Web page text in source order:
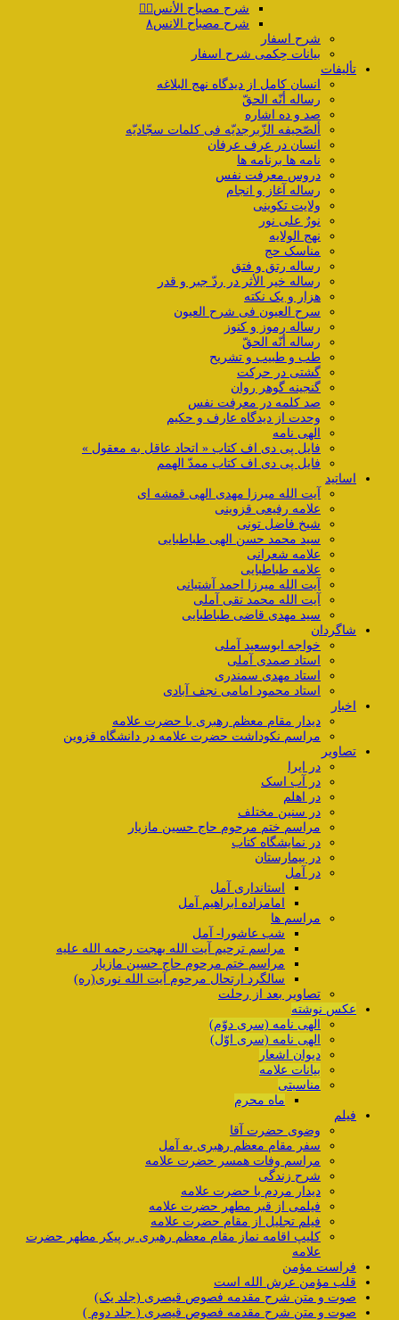
شرح مصباح الأنس۷️⃣
شرح مصباح الانس۸
شرح اسفار
بیانات حِکمی شرح اسفار
تألیفات
انسان کامل از دیدگاه نهج البلاغه
رساله أنّه الحقّ
صد و ده اشاره
ألصّحیفه الزّبرجدیّه فی کلمات سجّادیّه
انسان در عرف عرفان
نامه ها برنامه ها
دروس معرفت نفس
رساله آغاز و انجام
ولایت تکوینی
نورٌ علی نور
نهج الولایه
مناسک حج
رساله رتق و فتق
رساله خیر الأثر در ردّ جبر و قدر
هزار و یک نکته
سرح العیون فی شرح العیون
رساله رموز و کنوز
رساله أنّه الحقّ
طب و طبیب و تشریح
گشتی در حرکت
گنجینه گوهر روان
صد کلمه در معرفت نفس
وحدت از دیدگاه عارف و حکیم
الهی نامه
فایل پی دی اف کتاب « اتحاد عاقل به معقول »
فایل پی دی اف کتاب ممدّ الهمم
اساتید
آیت الله میرزا مهدی الهی قمشه ای
علامه رفیعی قزوینی
شیخ فاضل تونی
سید محمد حسن الهی طباطبایی
علامه شعرانی
علامه طباطبایی
آیت الله میرزا احمد آشتیانی
آیت الله محمد تقی آملی
سید مهدی قاضی طباطبایی
شاگردان
خواجه ابوسعید آملی
استاد صمدی آملی
استاد مهدی سمندری
استاد محمود امامی نجف آبادی
اخبار
دیدار مقام معظم رهبری با حضرت علامه
مراسم نکوداشت حضرت علامه در دانشگاه قزوین
تصاویر
در ایرا
در آب اسک
در اهلم
در سنین مختلف
مراسم ختم مرحوم حاج حسین مازیار
در نمایشگاه کتاب
در بیمارستان
در آمل
استانداری آمل
امامزاده ابراهیم آمل
مراسم ها
شب عاشورا- آمل
مراسم ترحیم آیت الله بهجت رحمه الله علیه
مراسم ختم مرحوم حاج حسین مازیار
سالگرد ارتحال مرحوم آیت الله نوری(ره)
تصاویر بعد از رحلت
عکس نوشته
الهی نامه (سری دوّم)
الهی نامه (سری اوّل)
دیوان اشعار
بیانات علامه
مناسبتی
ماه محرم
فیلم
وضوی حضرت آقا
سفر مقام معظم رهبری به آمل
مراسم وفات همسر حضرت علامه
شرح زندگی
دیدار مردم با حضرت علامه
فیلمی از قبر مطهر حضرت علامه
فیلم تجلیل از مقام حضرت علامه
کلیپ اقامه نماز مقام معظم رهبری بر پیکر مطهر حضرت
علامه
فراست مؤمن
قلب مؤمن عرش الله است
صوت و متن شرح مقدمه فصوص قیصری (جلد یک)
صوت و متن شرح مقدمه فصوص قیصری ( جلد دوم )